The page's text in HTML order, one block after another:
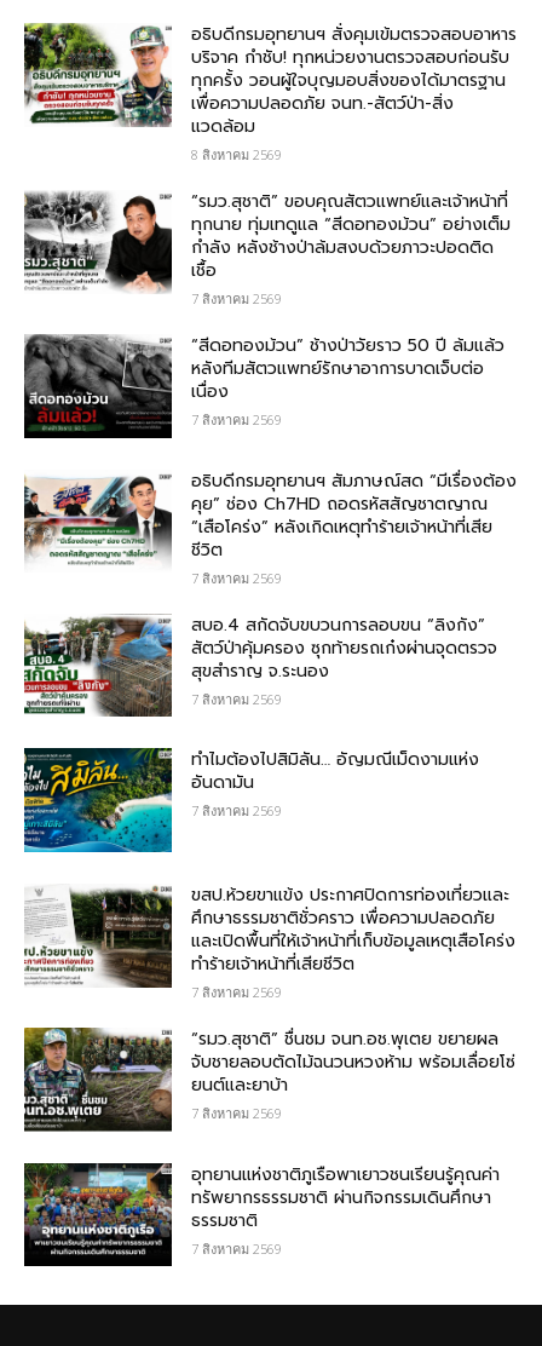
อธิบดีกรมอุทยานฯ สั่งคุมเข้มตรวจสอบอาหาร
บริจาค​ กำชับ! ทุกหน่วยงานตรวจสอบก่อนรับ
ทุกครั้ง วอนผู้ใจบุญมอบสิ่งของได้มาตรฐาน
เพื่อความปลอดภัย​ จนท.-สัตว์ป่า-สิ่ง
แวดล้อม
8 สิงหาคม 2569
“รมว.สุชาติ” ขอบคุณสัตวแพทย์และเจ้าหน้าที่
ทุกนาย ทุ่มเทดูแล “สีดอทองม้วน” อย่างเต็ม
กำลัง หลังช้างป่าล้มสงบด้วยภาวะปอดติด
เชื้อ
7 สิงหาคม 2569
“สีดอทองม้วน” ช้างป่าวัยราว 50 ปี ล้มแล้ว
หลังทีมสัตวแพทย์รักษาอาการบาดเจ็บต่อ
เนื่อง
7 สิงหาคม 2569
อธิบดีกรมอุทยานฯ สัมภาษณ์สด “มีเรื่องต้อง
คุย” ช่อง Ch7HD ถอดรหัสสัญชาตญาณ
“เสือโคร่ง” หลังเกิดเหตุทำร้ายเจ้าหน้าที่เสีย
ชีวิต
7 สิงหาคม 2569
สบอ.4 สกัดจับขบวนการลอบขน “ลิงกัง”
สัตว์ป่าคุ้มครอง ซุกท้ายรถเก๋งผ่านจุดตรวจ
สุขสำราญ จ.ระนอง
7 สิงหาคม 2569
ทำไมต้องไปสิมิลัน… อัญมณีเม็ดงามแห่ง
อันดามัน
7 สิงหาคม 2569
ขสป.ห้วยขาแข้ง ประกาศปิดการท่องเที่ยวและ
ศึกษาธรรมชาติชั่วคราว เพื่อความปลอดภัย
และเปิดพื้นที่ให้เจ้าหน้าที่เก็บข้อมูลเหตุเสือโคร่ง
ทำร้ายเจ้าหน้าที่เสียชีวิต
7 สิงหาคม 2569
“รมว.สุชาติ” ชื่นชม​ จนท.อช.พุเตย​ ขยายผล
จับชายลอบตัดไม้ฉนวนหวงห้าม พร้อมเลื่อยโซ่
ยนต์และยาบ้า
7 สิงหาคม 2569
อุทยานแห่งชาติภูเรือพาเยาวชนเรียนรู้คุณค่า
ทรัพยากรธรรมชาติ ผ่านกิจกรรมเดินศึกษา
ธรรมชาติ
7 สิงหาคม 2569